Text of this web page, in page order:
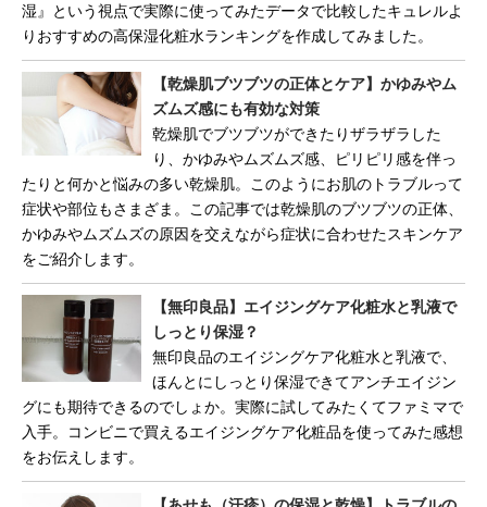
湿』という視点で実際に使ってみたデータで比較したキュレルよ
りおすすめの高保湿化粧水ランキングを作成してみました。
【乾燥肌ブツブツの正体とケア】かゆみやム
ズムズ感にも有効な対策
乾燥肌でブツブツができたりザラザラした
り、かゆみやムズムズ感、ピリピリ感を伴っ
たりと何かと悩みの多い乾燥肌。このようにお肌のトラブルって
症状や部位もさまざま。この記事では乾燥肌のブツブツの正体、
かゆみやムズムズの原因を交えながら症状に合わせたスキンケア
をご紹介します。
【無印良品】エイジングケア化粧水と乳液で
しっとり保湿？
無印良品のエイジングケア化粧水と乳液で、
ほんとにしっとり保湿できてアンチエイジン
グにも期待できるのでしょか。実際に試してみたくてファミマで
入手。コンビニで買えるエイジングケア化粧品を使ってみた感想
をお伝えします。